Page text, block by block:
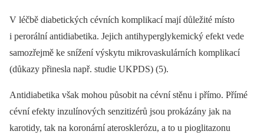
V léčbě diabetických cévních komplikací mají důležité místo
i perorální antidiabetika. Jejich antihyperglykemický efekt vede
samozřejmě ke snížení výskytu mikrovaskulárních komplikací
(důkazy přinesla např. studie UKPDS) (5).
Antidiabetika však mohou působit na cévní stěnu i přímo. Přímé
cévní efekty inzulínových senzitizérů jsou prokázány jak na
karotidy, tak na koronární aterosklerózu, a to u pioglitazonu